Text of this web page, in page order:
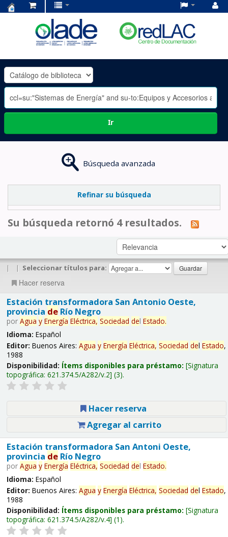
OLADE
-
Ir
Búsqueda avanzada
Refinar su búsqueda
Su búsqueda retornó 4 resultados.
| | Seleccionar títulos para:
Hacer reserva
Estación transformadora San Antonio Oeste,
provincia deRío Negro
por Agua y Energía Eléctrica, Sociedad del Estado.
Idioma: Español
Editor: Buenos Aires: Agua y Energía Eléctrica, Sociedad del Estado,
1988
Disponibilidad: Ítems disponibles para préstamo: Signatura
topográfica: 621.374.5/A282/v.2 (3).
Hacer reserva
Agregar al carrito
Estación transformadora San Antoni Oeste,
provincia deRío Negro
por Agua y Energía Eléctrica, Sociedad del Estado.
Idioma: Español
Editor: Buenos Aires: Agua y Energía Eléctrica, Sociedad del Estado,
1988
Disponibilidad: Ítems disponibles para préstamo: Signatura
topográfica: 621.374.5/A282/v.4 (1).